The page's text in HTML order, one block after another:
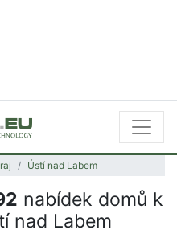
Ústí nad Labem
nabídek domů k
nad Labem